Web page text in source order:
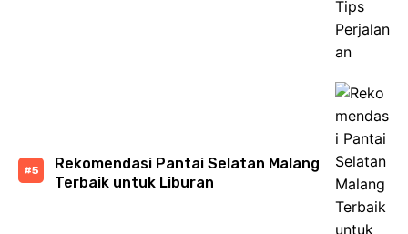
Rekomendasi Pantai Selatan Malang
Terbaik untuk Liburan